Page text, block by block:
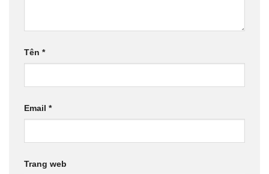
Tên *
Email *
Trang web